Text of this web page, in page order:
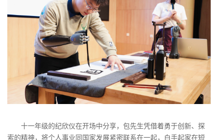
十一年级的纪欣仪在开场中分享，包先生凭借着勇于创新、探
索的精神，将个人事业同国家发展紧密联系在一起，白手起家在短